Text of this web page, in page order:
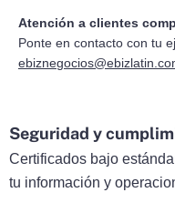
Atención a clientes
Ponte en contacto con tu
Seguridad y
Certificados bajo
tu información y